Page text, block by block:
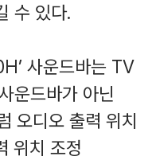
수 있다.
사운드바는 TV
운드바가 아닌
오디오 출력 위치
위치 조정